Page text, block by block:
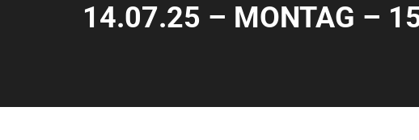
14.07.25 – MONTAG –